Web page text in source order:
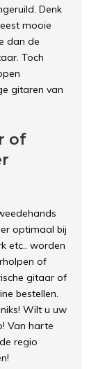
Denk
mooie
dan de
Toch
gitaren van
of
er optimaal bij
etc.. worden
of
gitaar of
bestellen.
Wilt u uw
Van harte
regio